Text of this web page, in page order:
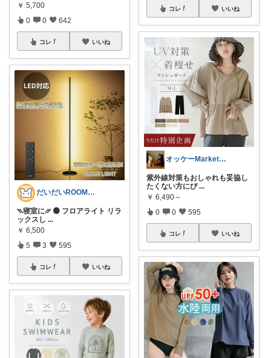
￥ 5,700
0 0 642
コレ いいね
だいだいROOM@整う暮らし｜インテリア
⳹寝室に⳼ 🟠 フロアライト リラ
ックスし ...
￥ 6,500
5 3 595
コレ いいね
コレ いいね
オッケーMarket🎀🛒
紫外線対策もおしゃれも妥協し
たくない方にぴ ...
￥ 6,490～
0 0 595
コレ いいね